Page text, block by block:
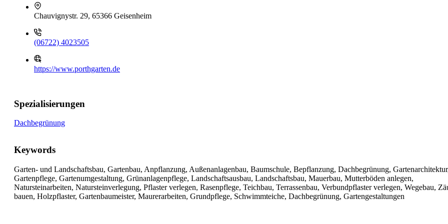
Chauvignystr. 29, 65366 Geisenheim
(06722) 4023505
https://www.porthgarten.de
Spezialisierungen
Dachbegrünung
Keywords
Garten- und Landschaftsbau, Gartenbau, Anpflanzung, Außenanlagenbau, Baumschule, Bepflanzung, Dachbegrünung,
Gartenpflege, Gartenumgestaltung, Grünanlagenpflege, Landschaftsausbau, Landschaftsbau, Mauerbau, Mutterböden anlegen,
Natursteinarbeiten, Natursteinverlegung, Pflaster verlegen, Rasenpflege, Teichbau, Terrassenbau, Verbundpflaster verlegen, Wegebau,
bauen, Holzpflaster, Gartenbaumeister, Maurerarbeiten, Grundpflege, Schwimmteiche, Dachbegrünung, Gartengestaltungen